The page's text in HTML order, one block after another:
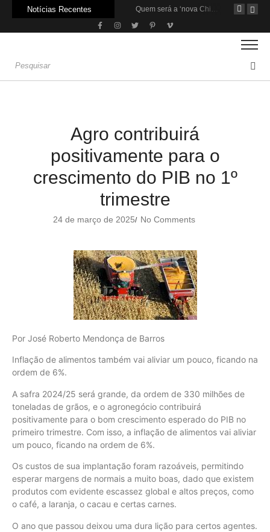
Notícias Recentes Quem será a ‘nova China’ do agro quando o apetite de Pequim acabar?
Agro contribuirá
positivamente para o
crescimento do PIB no 1º
trimestre
24 de março de 2025/ No Comments
Por José Roberto Mendonça de Barros
Inflação de alimentos também vai aliviar um pouco, ficando na
ordem de 6%.
A safra 2024/25 será grande, da ordem de 330 milhões de
toneladas de grãos, e o agronegócio contribuirá
positivamente para o bom crescimento esperado do PIB no
primeiro trimestre. Com isso, a inflação de alimentos vai aliviar
um pouco, ficando na ordem de 6%.
Os custos de sua implantação foram razoáveis, permitindo
esperar margens de normais a muito boas, dado que existem
produtos com evidente escassez global e altos preços, como
o café, a laranja, o cacau e certas carnes.
O ano que passou deixou uma dura lição para certos agentes.